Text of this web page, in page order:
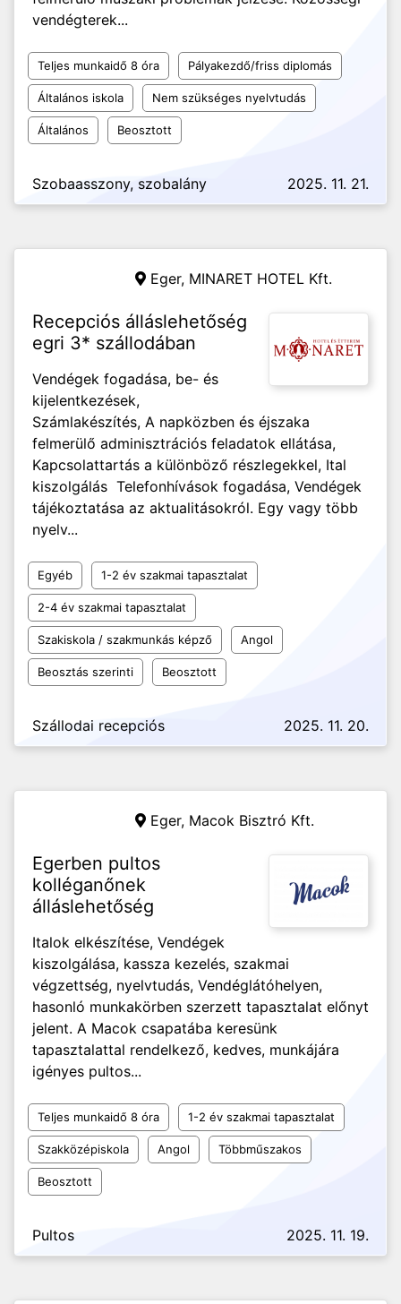
vendégterek...
Teljes munkaidő 8 óra Pályakezdő/friss diplomás
Általános iskola Nem szükséges nyelvtudás
Általános Beosztott
Szobaasszony, szobalány 2025. 11. 21.
Eger, MINARET HOTEL Kft.
Recepciós álláslehetőség
egri 3* szállodában
Vendégek fogadása, be- és
kijelentkezések,
Számlakészítés, A napközben és éjszaka
felmerülő adminisztrációs feladatok ellátása,
Kapcsolattartás a különböző részlegekkel, Ital
kiszolgálás Telefonhívások fogadása, Vendégek
tájékoztatása az aktualitásokról. Egy vagy több
nyelv...
Egyéb 1-2 év szakmai tapasztalat
2-4 év szakmai tapasztalat
Szakiskola / szakmunkás képző Angol
Beosztás szerinti Beosztott
Szállodai recepciós 2025. 11. 20.
Eger, Macok Bisztró Kft.
Egerben pultos
kolléganőnek
álláslehetőség
Italok elkészítése, Vendégek
kiszolgálása, kassza kezelés, szakmai
végzettség, nyelvtudás, Vendéglátóhelyen,
hasonló munkakörben szerzett tapasztalat előnyt
jelent. A Macok csapatába keresünk
tapasztalattal rendelkező, kedves, munkájára
igényes pultos...
Teljes munkaidő 8 óra 1-2 év szakmai tapasztalat
Szakközépiskola Angol Többműszakos
Beosztott
Pultos 2025. 11. 19.